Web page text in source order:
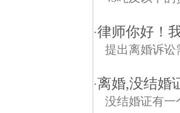
·律师你好！
提出离婚诉讼
·离婚,没结婚
没结婚证有一